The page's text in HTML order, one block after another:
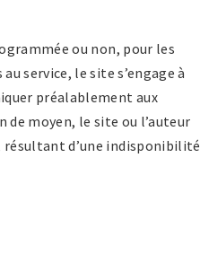
ou non, pour les
service, le site s’engage à
préalablement aux
moyen, le site ou l’auteur
résultant d’une indisponibilité